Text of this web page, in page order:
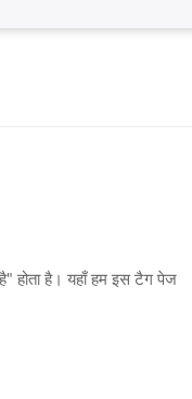
होता है। यहाँ हम इस टैग पेज